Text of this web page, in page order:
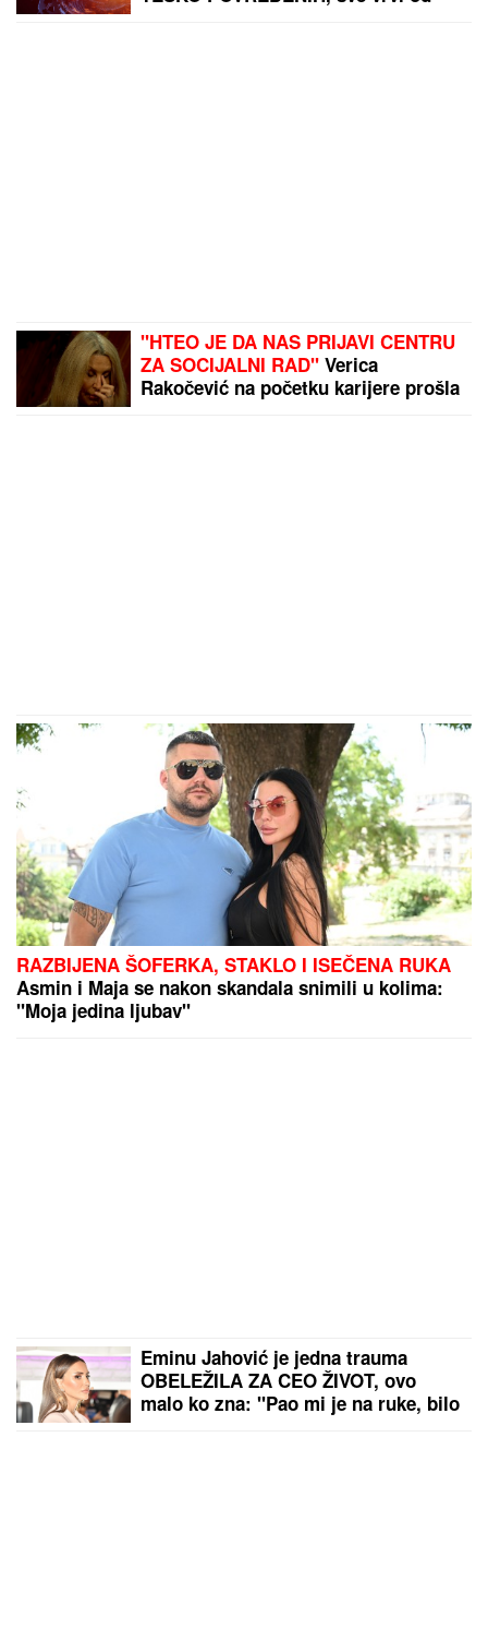
"HTEO JE DA NAS PRIJAVI CENTRU
ZA SOCIJALNI RAD" Verica
Rakočević na početku karijere prošla
RAZBIJENA ŠOFERKA, STAKLO I ISEČENA RUKA
Asmin i Maja se nakon skandala snimili u kolima:
"Moja jedina ljubav"
Eminu Jahović je jedna trauma
OBELEŽILA ZA CEO ŽIVOT, ovo
malo ko zna: "Pao mi je na ruke, bilo